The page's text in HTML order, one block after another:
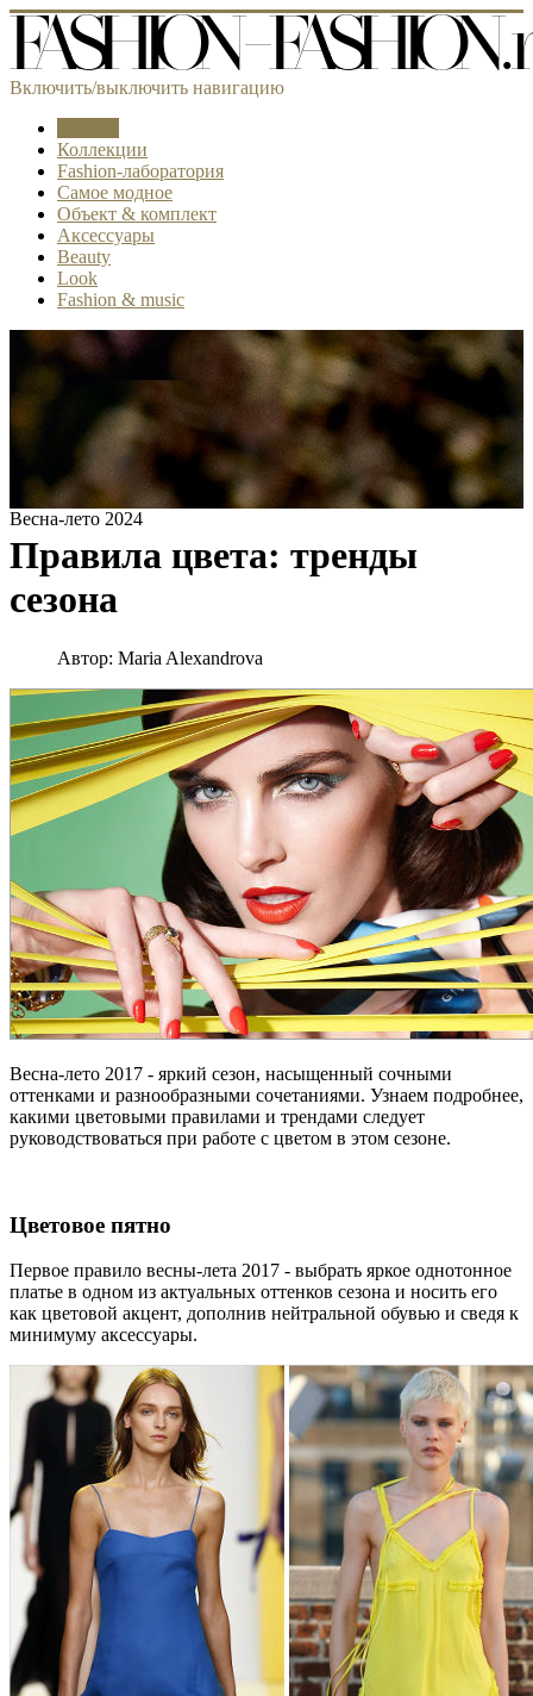
Включить/выключить навигацию
Коллекции
Fashion-лаборатория
Самое модное
Объект & комплект
Аксессуары
Beauty
Look
Fashion & music
Весна-лето 2024
Правила цвета: тренды
сезона
Автор: Maria Alexandrova
Весна-лето 2017 - яркий сезон, насыщенный сочными
оттенками и разнообразными сочетаниями. Узнаем подробнее,
какими цветовыми правилами и трендами следует
руководствоваться при работе с цветом в этом сезоне.
Цветовое пятно
Первое правило весны-лета 2017 - выбрать яркое однотонное
платье в одном из актуальных оттенков сезона и носить его
как цветовой акцент, дополнив нейтральной обувью и сведя к
минимуму аксессуары.